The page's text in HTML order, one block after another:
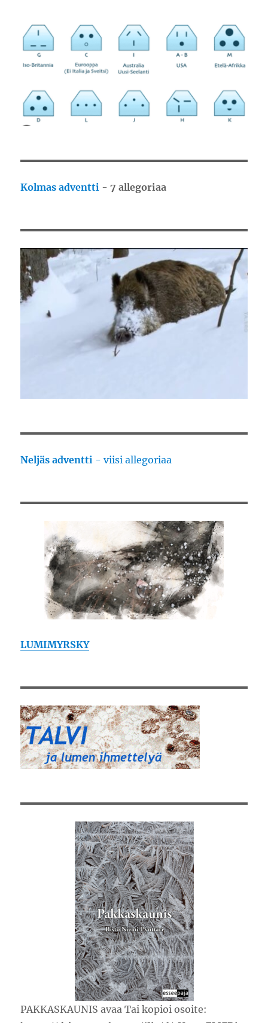
Kolmas adventti -7 allegoriaa
Neljäs adventti - viisi allegoriaa
LUMIMYRSKY
PAKKASKAUNIS avaa Tai kopioi osoite: